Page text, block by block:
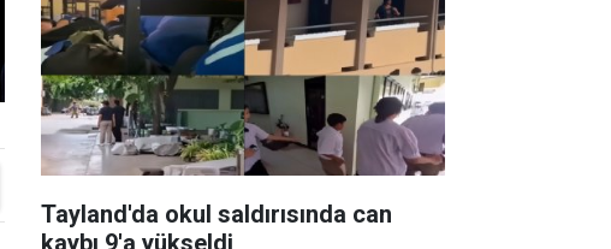
Tayland'da okul saldırısında can
kaybı 9'a yükseldi